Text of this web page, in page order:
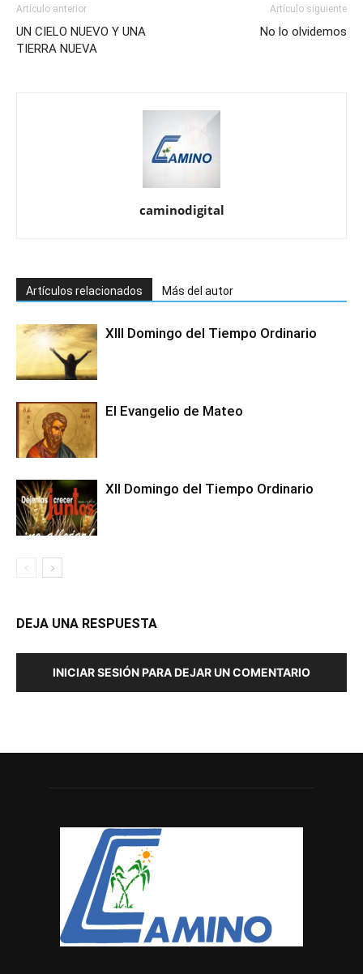
Artículo anterior
UN CIELO NUEVO Y UNA
TIERRA NUEVA
Artículo siguiente
No lo olvidemos
caminodigital
Artículos relacionados Más del autor
XIII Domingo del Tiempo Ordinario
El Evangelio de Mateo
XII Domingo del Tiempo Ordinario
DEJA UNA RESPUESTA
INICIAR SESIÓN PARA DEJAR UN COMENTARIO